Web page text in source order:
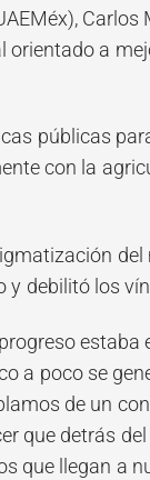
a
públicas
con la
debilitó los
a poco se
de un
que detrás
que llegan a